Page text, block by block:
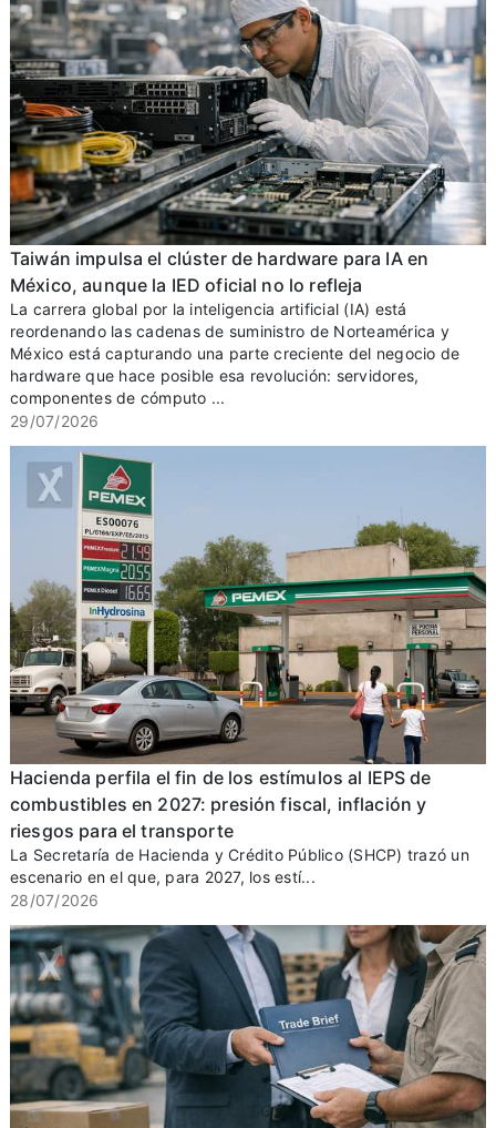
Taiwán impulsa el clúster de hardware para IA en
México, aunque la IED oficial no lo refleja
La carrera global por la inteligencia artificial (IA) está
reordenando las cadenas de suministro de Norteamérica y
México está capturando una parte creciente del negocio de
hardware que hace posible esa revolución: servidores,
componentes de cómputo ...
29/07/2026
Hacienda perfila el fin de los estímulos al IEPS de
combustibles en 2027: presión fiscal, inflación y
riesgos para el transporte
La Secretaría de Hacienda y Crédito Público (SHCP) trazó un
escenario en el que, para 2027, los estí...
28/07/2026